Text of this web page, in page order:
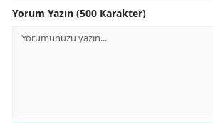
Yorum Yazın (500 Karakter)